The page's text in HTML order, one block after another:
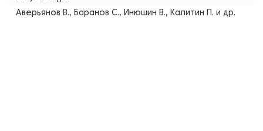
Аверьянов В., Баранов С., Инюшин В., Калитин П. и др.